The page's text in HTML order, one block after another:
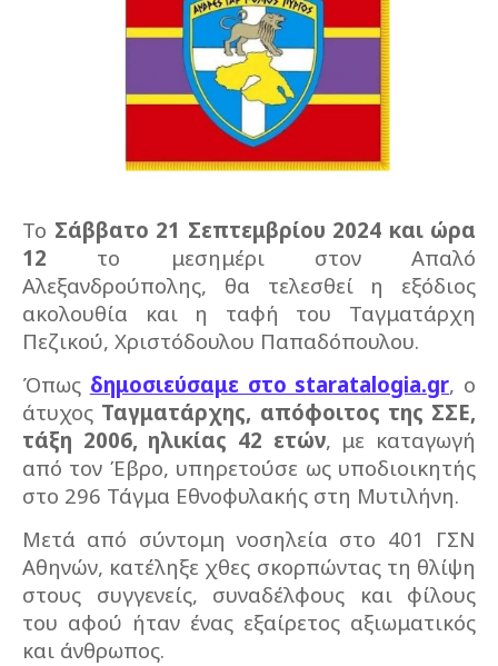
Το Σάββατο 21 Σεπτεμβρίου 2024 και ώρα
12 το μεσημέρι στον Απαλό
Αλεξανδρούπολης, θα τελεσθεί η εξόδιος
ακολουθία και η ταφή του Ταγματάρχη
Πεζικού, Χριστόδουλου Παπαδόπουλου.
Όπως δημοσιεύσαμε στο staratalogia.gr, ο
άτυχος Ταγματάρχης, απόφοιτος της ΣΣΕ,
τάξη 2006, ηλικίας 42 ετών, με καταγωγή
από τον Έβρο, υπηρετούσε ως υποδιοικητής
στο 296 Τάγμα Εθνοφυλακής στη Μυτιλήνη.
Μετά από σύντομη νοσηλεία στο 401 ΓΣΝ
Αθηνών, κατέληξε χθες σκορπώντας τη θλίψη
στους συγγενείς, συναδέλφους και φίλους
του αφού ήταν ένας εξαίρετος αξιωματικός
και άνθρωπος.